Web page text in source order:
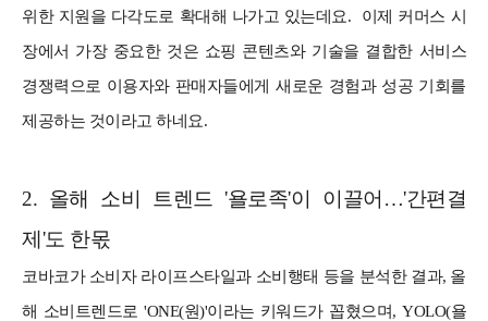
위한 지원을 다각도로 확대해 나가고 있는데요. 이제 커머스 시
장에서 가장 중요한 것은 쇼핑 콘텐츠와 기술을 결합한 서비스
경쟁력으로 이용자와 판매자들에게 새로운 경험과 성공 기회를
제공하는 것이라고 하네요.
2. 올해 소비 트렌드 '욜로족'이 이끌어…'간편결
제'도 한몫
코바코가 소비자 라이프스타일과 소비행태 등을 분석한 결과, 올
해 소비트렌드로 'ONE(원)'이라는 키워드가 꼽혔으며, YOLO(욜